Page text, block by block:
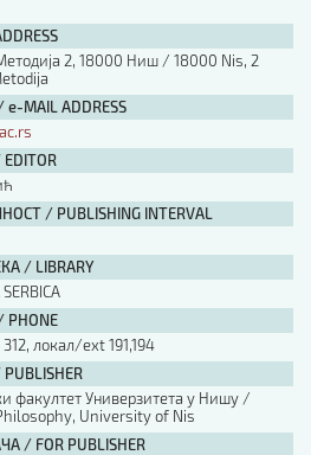
2, 18000 Ниш / 18000 Nis, 2
MAIL ADDRESS
/ PUBLISHING INTERVAL
/ LIBRARY
312, локал/ext 191,194
факултет Универзитета у Нишу /
University of Nis
/ FOR PUBLISHER